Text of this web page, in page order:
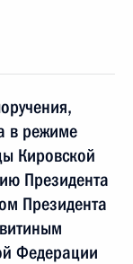
в режиме
Кировской
Президента
Президента
Федерации